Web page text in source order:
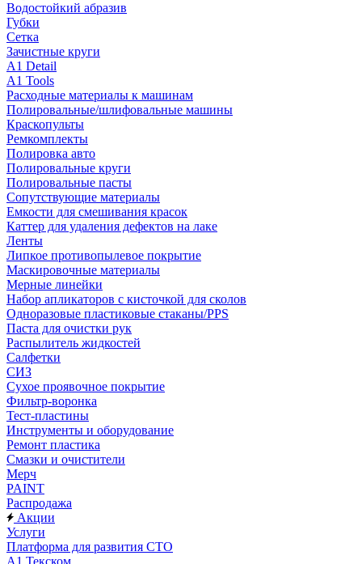
Водостойкий абразив
Губки
Сетка
Зачистные круги
A1 Detail
A1 Tools
Расходные материалы к машинам
Полировальные/шлифовальные машины
Краскопульты
Ремкомплекты
Полировка авто
Полировальные круги
Полировальные пасты
Сопутствующие материалы
Емкости для смешивания красок
Каттер для удаления дефектов на лаке
Ленты
Липкое противопылевое покрытие
Маскировочные материалы
Мерные линейки
Набор апликаторов с кисточкой для сколов
Одноразовые пластиковые стаканы/PPS
Паста для очистки рук
Распылитель жидкостей
Салфетки
СИЗ
Сухое проявочное покрытие
Фильтр-воронка
Тест-пластины
Инструменты и оборудование
Ремонт пластика
Смазки и очистители
Мерч
PAINT
Распродажа
Акции
Услуги
Платформа для развития СТО
А1 Текском